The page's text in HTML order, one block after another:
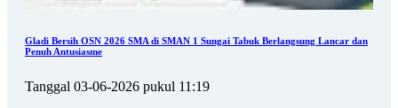
Gladi Bersih OSN 2026 SMA di SMAN 1 Sungai Tabuk Berlangsung Lancar dan
Penuh Antusiasme
Tanggal 03-06-2026 pukul 11:19